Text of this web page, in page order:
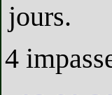
jours.
4